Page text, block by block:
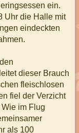
ein.
Uhr die Halle mit
eindeckten
dieser Brauch
fleischlosen
fiel der Verzicht
im Flug
als 100